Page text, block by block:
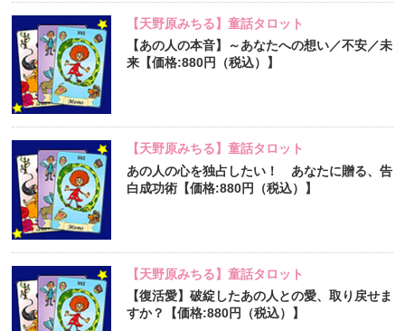
【天野原みちる】童話タロット
【あの人の本音】～あなたへの想い／不安／未
来【価格:880円（税込）】
【天野原みちる】童話タロット
あの人の心を独占したい！ あなたに贈る、告
白成功術【価格:880円（税込）】
【天野原みちる】童話タロット
【復活愛】破綻したあの人との愛、取り戻せま
すか？【価格:880円（税込）】